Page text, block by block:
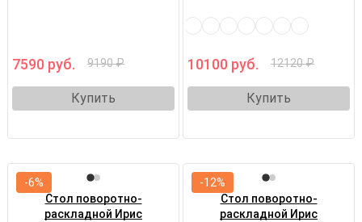
7590 руб. 9190 ₽
Купить
10100 руб. 12120 ₽
Купить
Стол поворотно-
раскладной Ирис
-6%
Стол поворотно-
раскладной Ирис
-12%